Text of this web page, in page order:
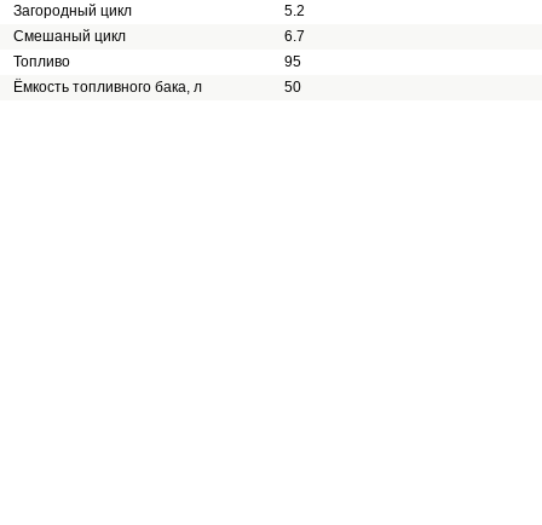
Загородный цикл
5.2
Смешаный цикл
6.7
Топливо
95
Ёмкость топливного бака, л
50